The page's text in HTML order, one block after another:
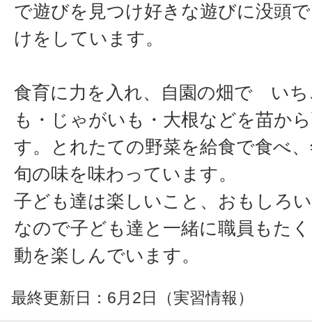
で遊びを見つけ好きな遊びに没頭
けをしています。
食育に力を入れ、自園の畑で い
も・じゃがいも・大根などを苗か
す。とれたての野菜を給食で食べ
旬の味を味わっています。
子ども達は楽しいこと、おもしろ
なので子ども達と一緒に職員もた
動を楽しんでいます。
最終更新日：6月2日（実習情報）